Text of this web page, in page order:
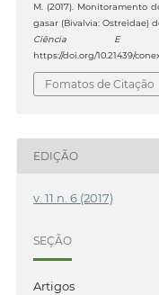
M. (2017). Monitoramento
gasar (Bivalvia: Ostreidae)
Ciência E
https://doi.org/10.21439/
Fomatos de Citação
EDIÇÃO
v. 11 n. 6 (2017)
SEÇÃO
Artigos